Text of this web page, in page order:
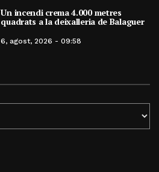
Un incendi crema 4.000 metres
quadrats a la deixalleria de Balaguer
6, agost, 2026 - 09:58